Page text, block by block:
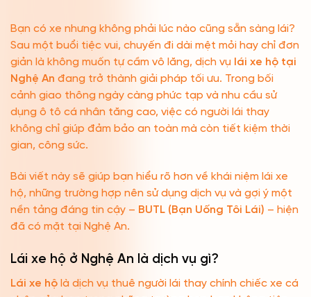
Bạn có xe nhưng không phải lúc nào cũng sẵn sàng lái?
Sau một buổi tiệc vui, chuyến đi dài mệt mỏi hay chỉ đơn
giản là không muốn tự cầm vô lăng, dịch vụ lái xe hộ tại
Nghệ An đang trở thành giải pháp tối ưu. Trong bối
cảnh giao thông ngày càng phức tạp và nhu cầu sử
dụng ô tô cá nhân tăng cao, việc có người lái thay
không chỉ giúp đảm bảo an toàn mà còn tiết kiệm thời
gian, công sức.
Bài viết này sẽ giúp bạn hiểu rõ hơn về khái niệm lái xe
hộ, những trường hợp nên sử dụng dịch vụ và gợi ý một
nền tảng đáng tin cậy – BUTL (Bạn Uống Tôi Lái) – hiện
đã có mặt tại Nghệ An.
Lái xe hộ ở Nghệ An là dịch vụ gì?
Lái xe hộ là dịch vụ thuê người lái thay chính chiếc xe cá